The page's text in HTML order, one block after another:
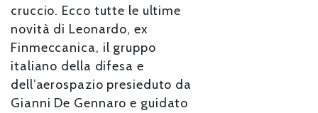
cruccio. Ecco tutte le ultime
novità di Leonardo, ex
Finmeccanica, il gruppo
italiano della difesa e
dell’aerospazio presieduto da
Gianni De Gennaro e guidato